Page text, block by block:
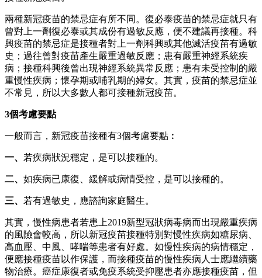
兩種新冠疫苗的禁忌症有所不同。復必泰疫苗的禁忌症就只有
曾對上一劑復必泰或其成份有過敏反應，便不建議再接種。科
興疫苗的禁忌症是接種者對上一劑科興或其他滅活疫苗有過敏
史；過往曾對疫苗產生嚴重過敏反應；患有嚴重神經系統疾
病；接種科興後曾出現神經系統異常反應；患有未受控制的嚴
重慢性疾病；懷孕期或哺乳期的婦女。其實，疫苗的禁忌症並
不常見，所以大多數人都可接種新冠疫苗。
3個考慮要點
一般而言，新冠疫苗接種有3個考慮要點︰
一、 若疾病狀況穩定，是可以接種的。
二、 如疾病已康復、緩解或病情受控，是可以接種的。
三、 若有過敏史，應諮詢家庭醫生。
其實，慢性病患者若患上2019新型冠狀病毒病而出現嚴重疾病
的風險會較高，所以新冠疫苗接種特別對慢性疾病如糖尿病、
高血壓、中風、哮喘等患者有好處。如慢性疾病的病情穩定，
便應接種疫苗以作保護，而接種疫苗的慢性疾病人士應繼續藥
物治療。癌症康復者或免疫系統受抑壓患者亦應接種疫苗，但